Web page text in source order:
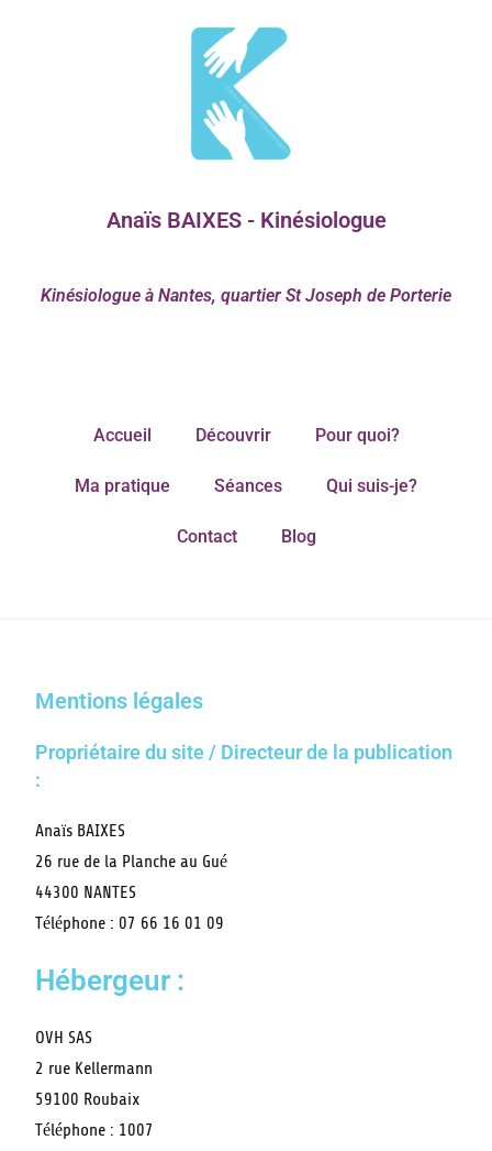
Anaïs BAIXES - Kinésiologue
Kinésiologue à Nantes, quartier St Joseph de Porterie
Accueil Découvrir Pour quoi?
Ma pratique Séances Qui suis-je?
Contact Blog
Mentions légales
Propriétaire du site / Directeur de la publication
:
Anaïs BAIXES
26 rue de la Planche au Gué
44300 NANTES
Téléphone : 07 66 16 01 09
Hébergeur :
OVH SAS
2 rue Kellermann
59100 Roubaix
Téléphone :1007